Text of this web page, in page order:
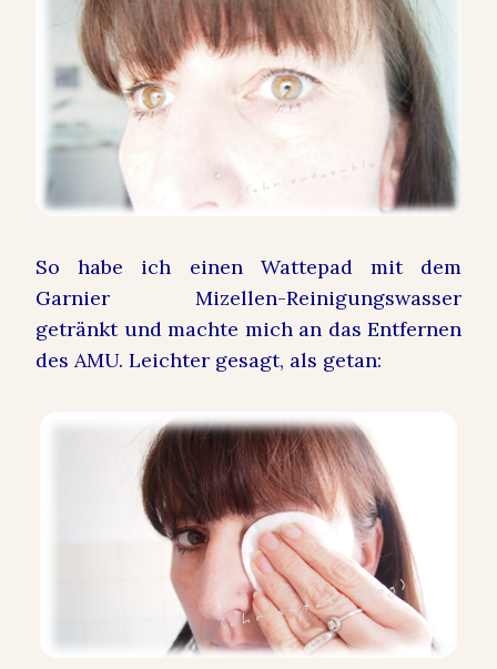
So habe ich einen Wattepad mit dem
Garnier Mizellen-Reinigungswasser
getränkt und machte mich an das Entfernen
des AMU. Leichter gesagt, als getan: